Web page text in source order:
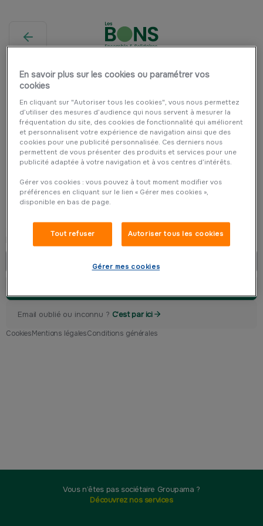
Vous n’êtes pas sociétaire Groupama ?
Découvrez nos services
Connexion
Connectez-vous avec l’email de votre espace client Groupama
Email oublié ou inconnu ? C’est par ici
CookiesMentions légalesConditions générales
En savoir plus sur les cookies ou paramétrer vos
cookies
En cliquant sur "Autoriser tous les cookies", vous nous permettez
d’utiliser des mesures d’audience qui nous servent à mesurer la
fréquentation du site, des cookies de fonctionnalité qui améliorent
et personnalisent votre expérience de navigation ainsi que des
cookies pour une publicité personnalisée. Ces derniers nous
permettent de vous présenter des produits et services pour une
publicité adaptée à votre navigation et à vos centres d’intérêts.
Gérer vos cookies : vous pouvez à tout moment modifier vos
préférences en cliquant sur le lien « Gérer mes cookies »,
disponible en bas de page.
Tout refuser Autoriser tous les cookies
Gérer mes cookies